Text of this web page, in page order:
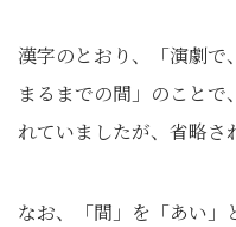
漢字のとおり、「演劇で
まるまでの間」のこと
れていましたが、省略さ
なお、「間」を「あい